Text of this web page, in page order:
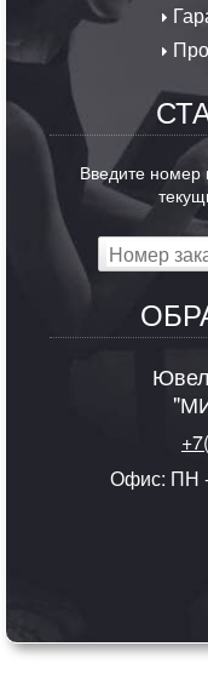
Введите номер
Офис: ПН